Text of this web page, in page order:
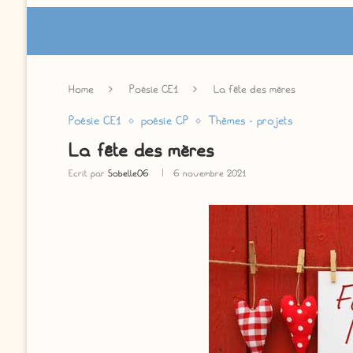
Home Poésie CE1 La fête des mères
Poésie CE1 poésie CP Thèmes - projets
La fête des mères
Ecrit par Sobelle06 6 novembre 2021